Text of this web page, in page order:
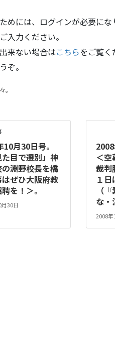
めには、ログインが必要に
入力ください。
来ない場合はこちらをご覧く
ぞ。
。
10月30日号。
た目で選別」神
淵野校長を橋
ぜひ大阪府教
を！＞。
30日
＜
裁
１
（
な・
2008年